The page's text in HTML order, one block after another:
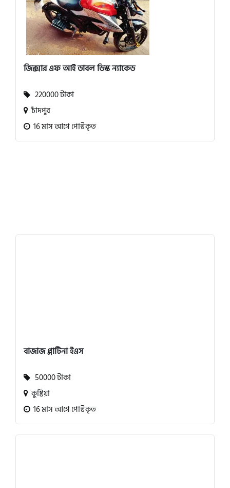
জিক্সার এফ আই ডাবল ডিস্ক ন্যাকেড
220000 টাকা
চাঁদপুর
16 মাস আগে পোস্টকৃত
বাজাজ প্লাটিনা ইএস
50000 টাকা
কুষ্টিয়া
16 মাস আগে পোস্টকৃত